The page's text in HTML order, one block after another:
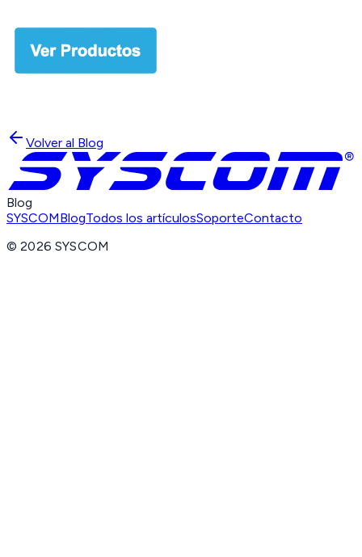
Volver al Blog
Blog
SYSCOMBlogTodos los artículosSoporteContacto
©2026 SYSCOM